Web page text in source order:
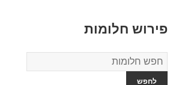
פירוש חלומות
מילון
החלומות